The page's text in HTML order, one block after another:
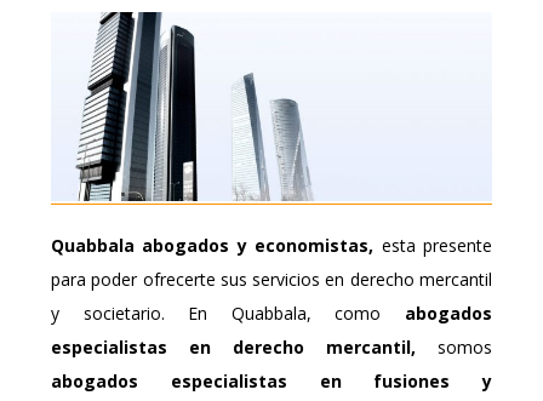
Quabbala abogados y economistas, esta presente
para poder ofrecerte sus servicios en derecho mercantil
y societario. En Quabbala, como abogados
especialistas en derecho mercantil, somos
abogados especialistas en fusiones y